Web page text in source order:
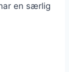
en særlig